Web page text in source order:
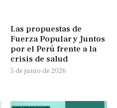
Las propuestas de
Fuerza Popular y Juntos
por el Perú frente a la
crisis de salud
5 de junio de 2026